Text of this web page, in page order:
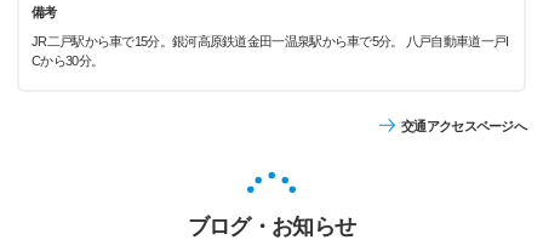
備考
JR二戸駅から車で15分。銀河高原鉄道金田一温泉駅から車で5分。 八戸自動車道一戸I
Cから30分。
交通アクセスページへ
ブログ・お知らせ